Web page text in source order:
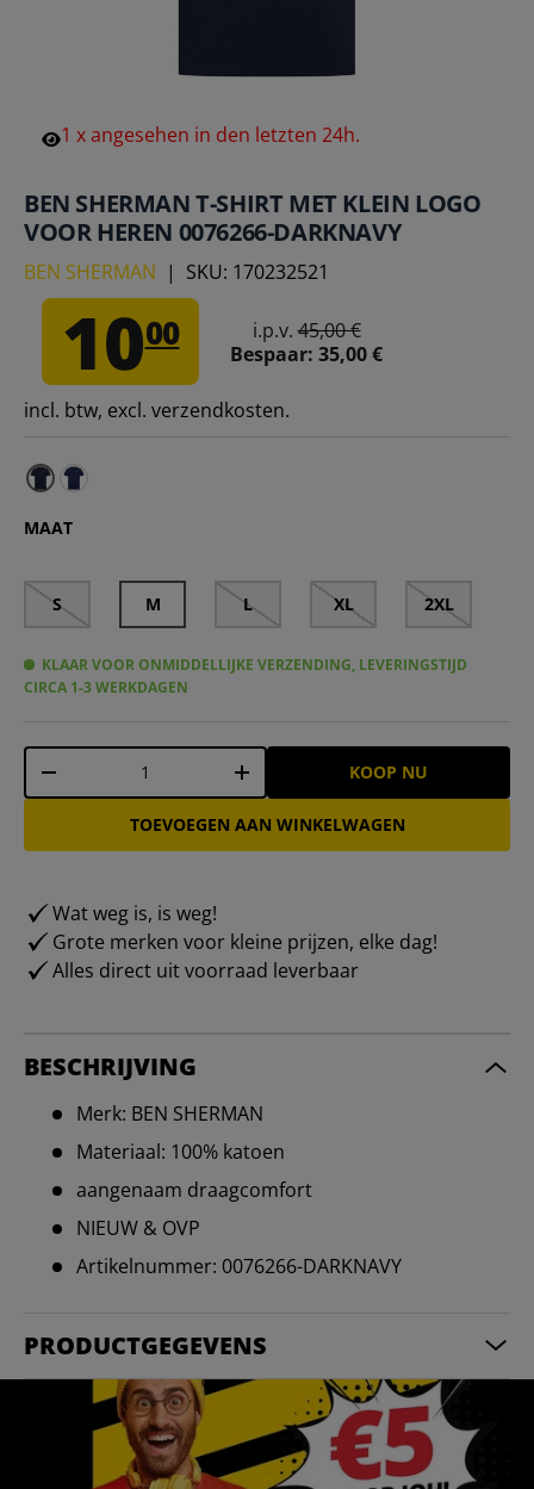
1 xangesehen in den letzten 24h.
BEN SHERMAN T-SHIRT MET KLEIN LOGO
VOOR HEREN 0076266-DARKNAVY
BEN SHERMAN | SKU: 170232521
1000 i.p.v.45,00 €
Bespaar: 35,00 €
incl. btw, excl. verzendkosten.
MAAT
S M L XL 2XL
KLAAR VOOR ONMIDDELLIJKE VERZENDING, LEVERINGSTIJD
CIRCA 1-3 WERKDAGEN
Aantal
-
+ KOOP NU
TOEVOEGEN AAN WINKELWAGEN
Wat weg is, is weg!
Grote merken voor kleine prijzen, elke dag!
Alles direct uit voorraad leverbaar
BESCHRIJVING
Merk: BEN SHERMAN
Materiaal: 100% katoen
aangenaam draagcomfort
NIEUW & OVP
Artikelnummer: 0076266-DARKNAVY
PRODUCTGEGEVENS